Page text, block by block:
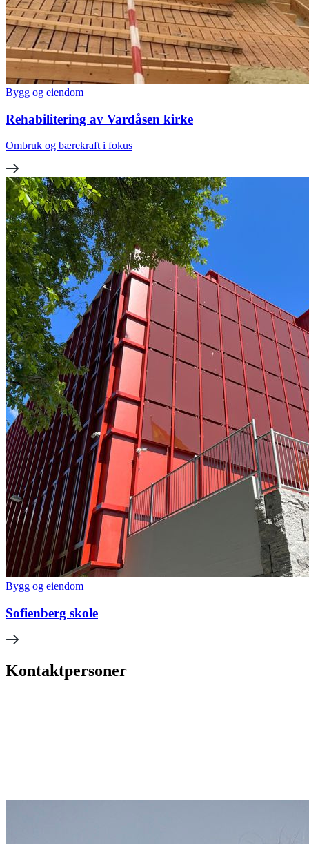
Bygg og eiendom
Rehabilitering av Vardåsen kirke
Ombruk og bærekraft i fokus
Bygg og eiendom
Sofienberg skole
Kontaktpersoner